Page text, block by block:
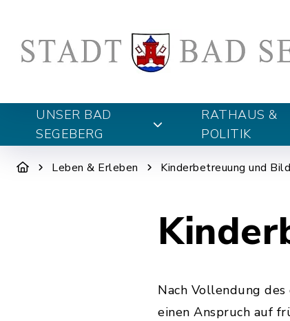
UNSER BAD
SEGEBERG
RATHAUS &
POLITIK
Leben & Erleben Kinderbetreuung und
Nach Vollendung
einen Anspruch auf